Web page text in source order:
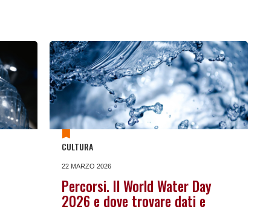
CULTURA
22 MARZO 2026
Percorsi. Il World Water Day
2026 e dove trovare dati e